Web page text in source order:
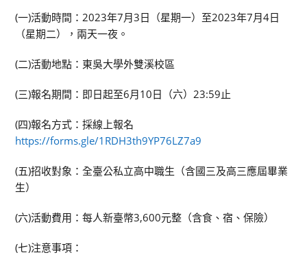
(一)活動時間：2023年7月3日（星期一）至2023年7月4日
（星期二），兩天一夜。
(二)活動地點：東吳大學外雙溪校區
(三)報名期間：即日起至6月10日（六）23:59止
(四)報名方式：採線上報名
https://forms.gle/1RDH3th9YP76LZ7a9
(五)招收對象：全臺公私立高中職生（含國三及高三應屆畢業
生）
(六)活動費用：每人新臺幣3,600元整（含食、宿、保險）
(七)注意事項：